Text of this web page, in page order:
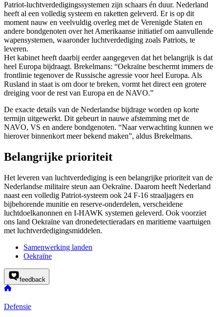
Patriot-luchtverdedigingssystemen zijn schaars én duur. Nederland
heeft al een volledig systeem en raketten geleverd. Er is op dit
moment nauw en veelvuldig overleg met de Verenigde Staten en
andere bondgenoten over het Amerikaanse initiatief om aanvullende
wapensystemen, waaronder luchtverdediging zoals Patriots, te
leveren.
Het kabinet heeft daarbij eerder aangegeven dat het belangrijk is dat
heel Europa bijdraagt. Brekelmans: “Oekraïne beschermt immers de
frontlinie tegenover de Russische agressie voor heel Europa. Als
Rusland in staat is om door te breken, vormt het direct een grotere
dreiging voor de rest van Europa en de NAVO.”
De exacte details van de Nederlandse bijdrage worden op korte
termijn uitgewerkt. Dit gebeurt in nauwe afstemming met de
NAVO, VS en andere bondgenoten. “Naar verwachting kunnen we
hierover binnenkort meer bekend maken”, aldus Brekelmans.
Belangrijke prioriteit
Het leveren van luchtverdediging is een belangrijke prioriteit van de
Nederlandse militaire steun aan Oekraïne. Daarom heeft Nederland
naast een volledig Patriot-systeem ook 24 F-16 straaljagers en
bijbehorende munitie en reserve-onderdelen, verscheidene
luchtdoelkanonnen en I-HAWK systemen geleverd. Ook voorziet
ons land Oekraïne van dronedetectieradars en maritieme vaartuigen
met luchtverdedigingsmiddelen.
Samenwerking landen
Oekraïne
feedback
Defensie